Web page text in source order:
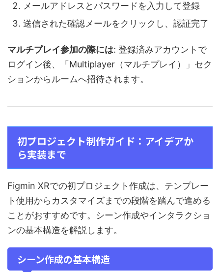
メールアドレスとパスワードを入力して登録
送信された確認メールをクリックし、認証完了
マルチプレイ参加の際には: 登録済みアカウントで
ログイン後、「Multiplayer（マルチプレイ）」セク
ションからルームへ招待されます。
初プロジェクト制作ガイド：アイデアか
ら実装まで
Figmin XRでの初プロジェクト作成は、テンプレー
ト使用からカスタマイズまでの段階を踏んで進める
ことがおすすめです。シーン作成やインタラクショ
ンの基本構造を解説します。
シーン作成の基本構造